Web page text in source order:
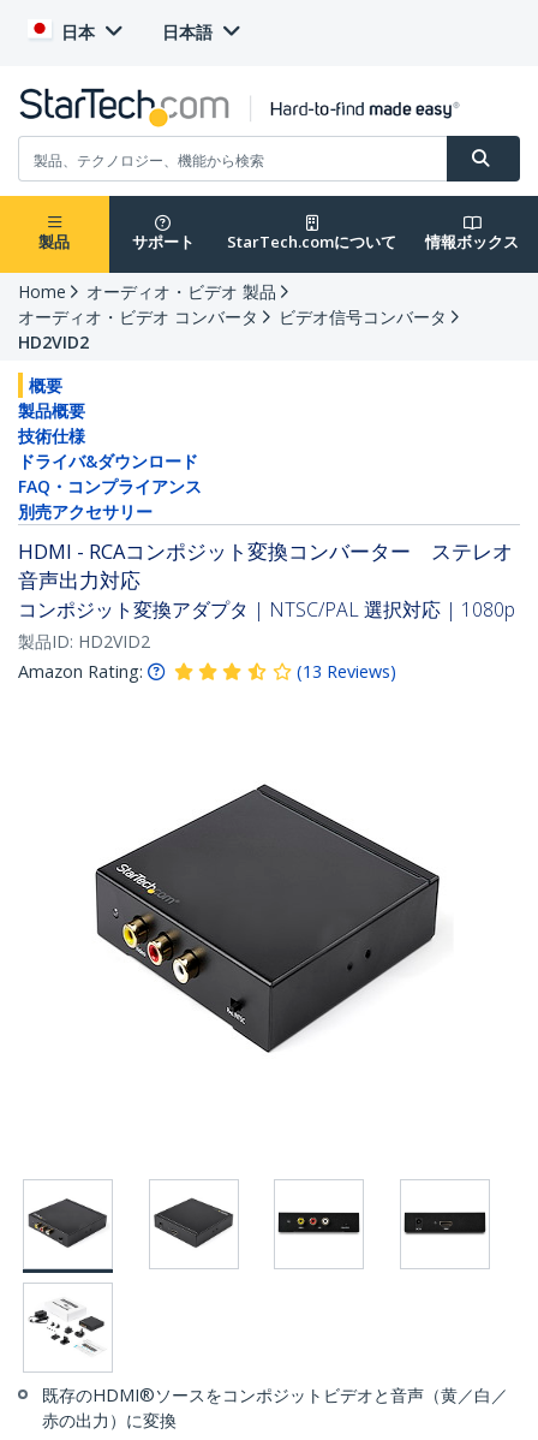
日本 日本語
製品 サポート StarTech.comについて 情報ボックス
Home
オーディオ・ビデオ 製品
オーディオ・ビデオ コンバータ
ビデオ信号コンバータ
HD2VID2
概要
製品概要
技術仕様
ドライバ&ダウンロード
FAQ・コンプライアンス
別売アクセサリー
HDMI - RCAコンポジット変換コンバーター ステレオ
音声出力対応
コンポジット変換アダプタ | NTSC/PAL 選択対応 | 1080p
製品ID: HD2VID2
Amazon Rating:
(13 Reviews)
既存のHDMI®ソースをコンポジットビデオと音声（黄／白／
赤の出力）に変換